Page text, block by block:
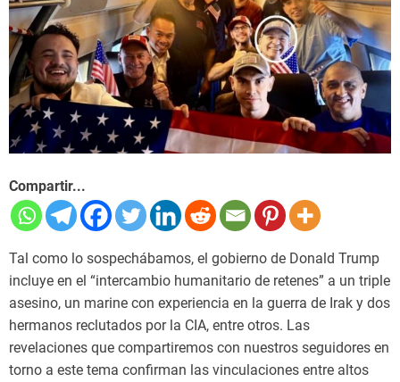
Compartir...
Tal como lo sospechábamos, el gobierno de Donald Trump
incluye en el “intercambio humanitario de retenes” a un triple
asesino, un marine con experiencia en la guerra de Irak y dos
hermanos reclutados por la CIA, entre otros. Las
revelaciones que compartiremos con nuestros seguidores en
torno a este tema confirman las vinculaciones entre altos